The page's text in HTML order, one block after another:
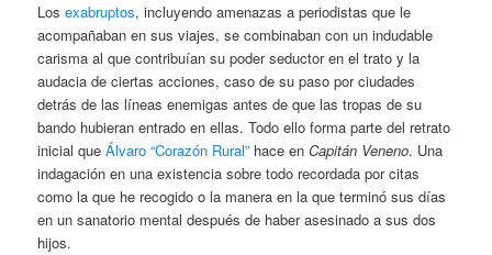
Losexabruptos, incluyendo amenazas a periodistas que le
acompañaban en sus viajes, se combinaban con un indudable
carisma al que contribuían su poder seductor en el trato y la
audacia de ciertas acciones, caso de su paso por ciudades
detrás de las líneas enemigas antes de que las tropas de su
bando hubieran entrado en ellas. Todo ello forma parte del retrato
inicial queÁlvaro “Corazón Rural” hace enCapitán Veneno. Una
indagación en una existencia sobre todo recordada por citas
como la que he recogido o la manera en la que terminó sus días
en un sanatorio mental después de haber asesinado a sus dos
hijos.